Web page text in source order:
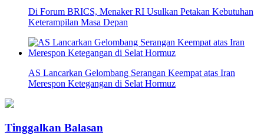
Di Forum BRICS, Menaker RI Usulkan Petakan Kebutuhan
Keterampilan Masa Depan
AS Lancarkan Gelombang Serangan Keempat atas Iran
Merespon Ketegangan di Selat Hormuz
Tinggalkan Balasan